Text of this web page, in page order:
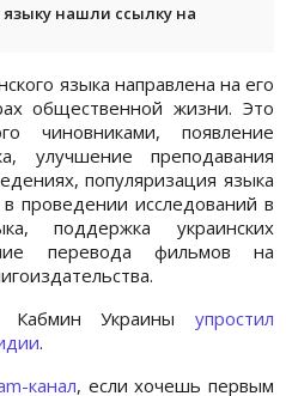
языку нашли ссылку на
языка направлена на его
общественной жизни. Это
чиновниками, появление
улучшение преподавания
популяризация языка
проведении исследований в
поддержка украинских
перевода фильмов на
Кабмин Украины упростил
.
канал, если хочешь первым